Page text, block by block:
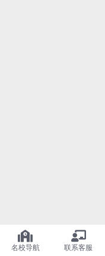
名校导航 联系客服